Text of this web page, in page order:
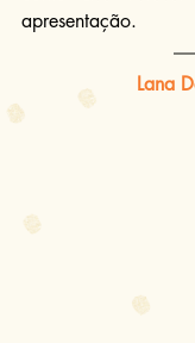
apresentação.
Lana